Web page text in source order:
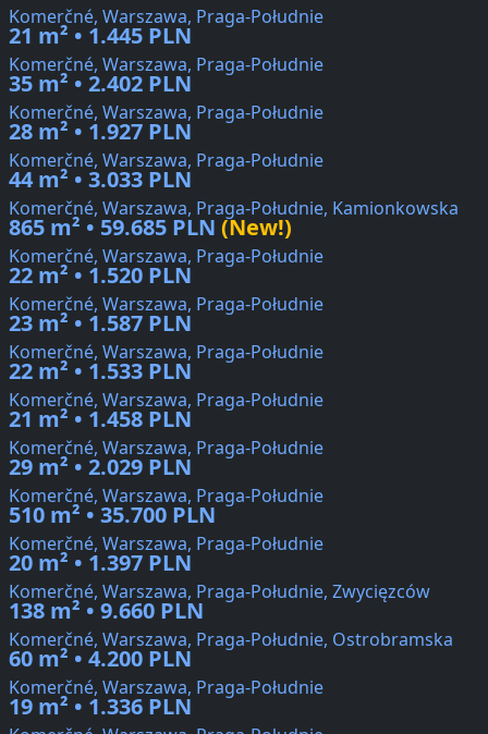
Komerčné, Warszawa, Praga-Południe
21 m² • 1.445 PLN
Komerčné, Warszawa, Praga-Południe
35 m² • 2.402 PLN
Komerčné, Warszawa, Praga-Południe
28 m² • 1.927 PLN
Komerčné, Warszawa, Praga-Południe
44 m² • 3.033 PLN
Komerčné, Warszawa, Praga-Południe, Kamionkowska
865 m² • 59.685 PLN (New!)
Komerčné, Warszawa, Praga-Południe
22 m² • 1.520 PLN
Komerčné, Warszawa, Praga-Południe
23 m² • 1.587 PLN
Komerčné, Warszawa, Praga-Południe
22 m² • 1.533 PLN
Komerčné, Warszawa, Praga-Południe
21 m² • 1.458 PLN
Komerčné, Warszawa, Praga-Południe
29 m² • 2.029 PLN
Komerčné, Warszawa, Praga-Południe
510 m² • 35.700 PLN
Komerčné, Warszawa, Praga-Południe
20 m² • 1.397 PLN
Komerčné, Warszawa, Praga-Południe, Zwycięzców
138 m² • 9.660 PLN
Komerčné, Warszawa, Praga-Południe, Ostrobramska
60 m² • 4.200 PLN
Komerčné, Warszawa, Praga-Południe
19 m² • 1.336 PLN